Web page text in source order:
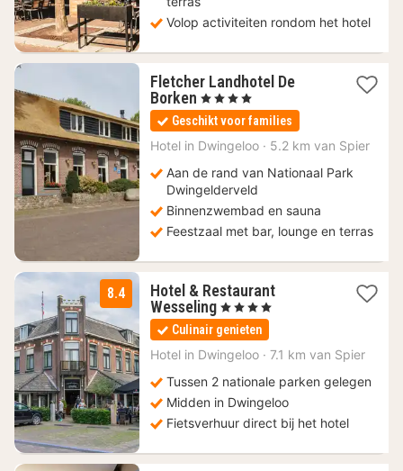
Volop activiteiten rondom het hotel
Fletcher Landhotel De
Borken 1
nacht
vanaf
69
, 4 Sterren
Geschikt voor families
Hotel in Dwingeloo · 5.2 km van Spier
Aan de rand van Nationaal Park
Dwingelderveld
Binnenzwembad en sauna
Feestzaal met bar, lounge en terras
8.4
Hotel & Restaurant
Wesseling 1
nacht
vanaf
96,25
, 4 Sterren
Culinair genieten
Hotel in Dwingeloo · 7.1 km van Spier
Tussen 2 nationale parken gelegen
Midden in Dwingeloo
Fietsverhuur direct bij het hotel